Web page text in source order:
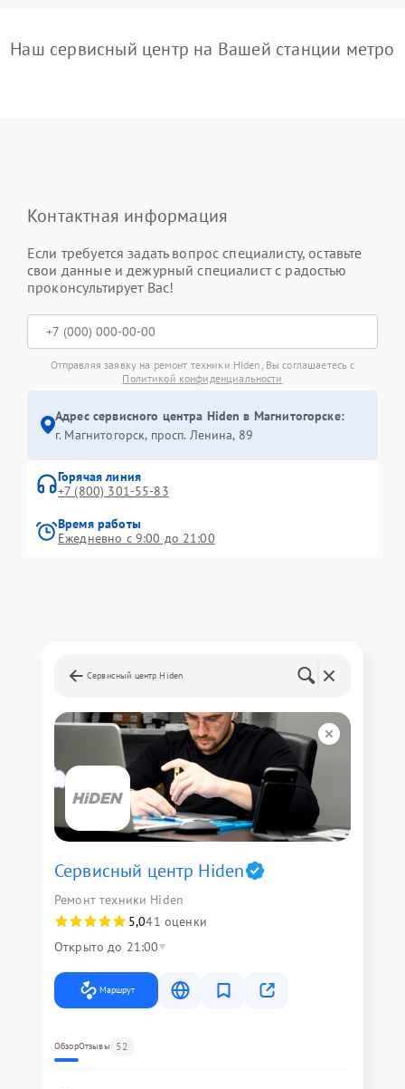
Наш сервисный центр на Вашей станции метро
Контактная информация
Если требуется задать вопрос специалисту, оставьте
свои данные и дежурный специалист с радостью
проконсультирует Вас!
Отправляя заявку на ремонт техники Hiden, Вы соглашаетесь с
Политикой конфиденциальности
Адрес сервисного центра Hiden в Магнитогорске:
г. Магнитогорск, просп. Ленина, 89
Горячая линия
+7 (800) 301-55-83
Время работы
Ежедневно с 9:00 до 21:00
Сервисный центр Hiden
Сервисный центр Hiden
Ремонт техники Hiden
5,041 оценки
Открыто до 21:00
Маршрут
ОбзорОтзывы 52